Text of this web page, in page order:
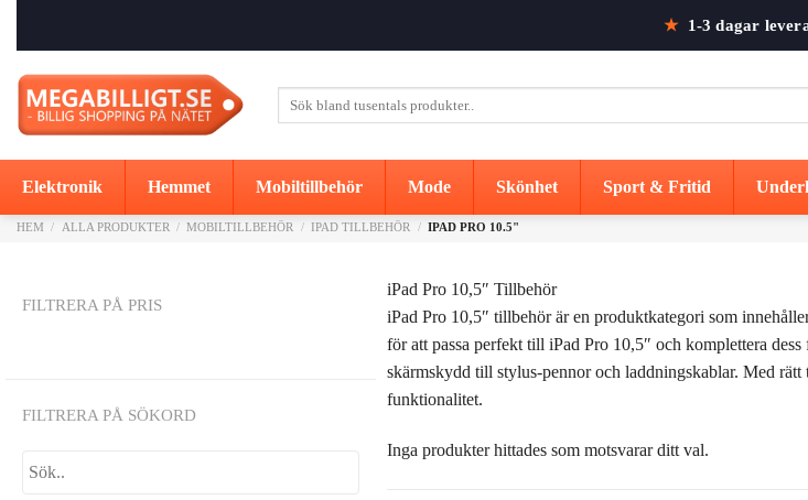
★ 1-3 dagar
Elektronik Hemmet Mobiltillbehör Mode Skönhet Sport & Fritid
HEM / ALLA PRODUKTER / MOBILTILLBEHÖR / IPAD TILLBEHÖR / IPAD PRO 10.5"
FILTRERA PÅ PRIS
FILTRERA PÅ SÖKORD
iPad Pro 10,5″ Tillbehör
iPad Pro 10,5″ tillbehör är en produktkategori som
för att passa perfekt till iPad Pro 10,5″ och komplettera
skärmskydd till stylus-pennor och laddningskablar. Med
funktionalitet.
Inga produkter hittades som motsvarar ditt val.